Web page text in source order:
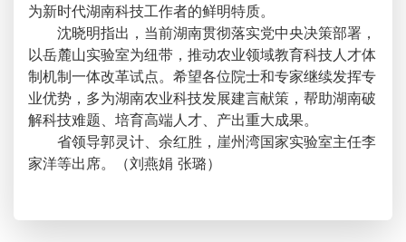
为新时代湖南科技工作者的鲜明特质。
沈晓明指出，当前湖南贯彻落实党中央决策部署，
以岳麓山实验室为纽带，推动农业领域教育科技人才体
制机制一体改革试点。希望各位院士和专家继续发挥专
业优势，多为湖南农业科技发展建言献策，帮助湖南破
解科技难题、培育高端人才、产出重大成果。
省领导郭灵计、余红胜，崖州湾国家实验室主任李
家洋等出席。（刘燕娟 张璐）